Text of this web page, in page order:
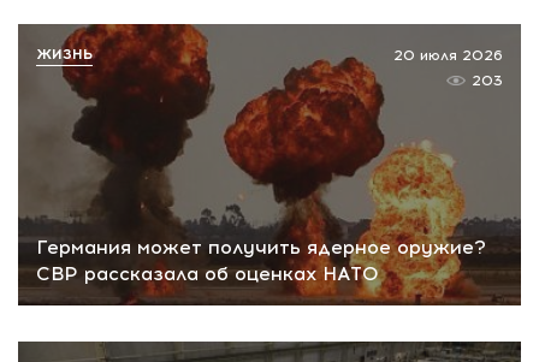
Германия может получить ядерное оружие?
СВР рассказала об оценках НАТО
20 июля 2026
203
ЖИЗНЬ